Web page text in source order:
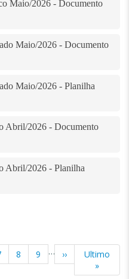
Maio/2026 - Documento
Maio/2026 - Documento
Maio/2026 - Planilha
Abril/2026 - Documento
Abril/2026 - Planilha
Página
8 Página
9 …
Próxima
página
››
Última
página
Ultimo
»